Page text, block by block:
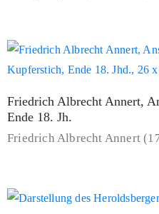
Friedrich Albrecht Annert,
Ende 18. Jh.
Friedrich Albrecht Annert